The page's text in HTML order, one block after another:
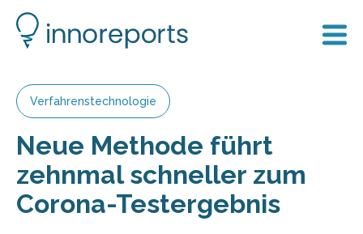
Verfahrenstechnologie
Neue Methode führt
zehnmal schneller zum
Corona-Testergebnis